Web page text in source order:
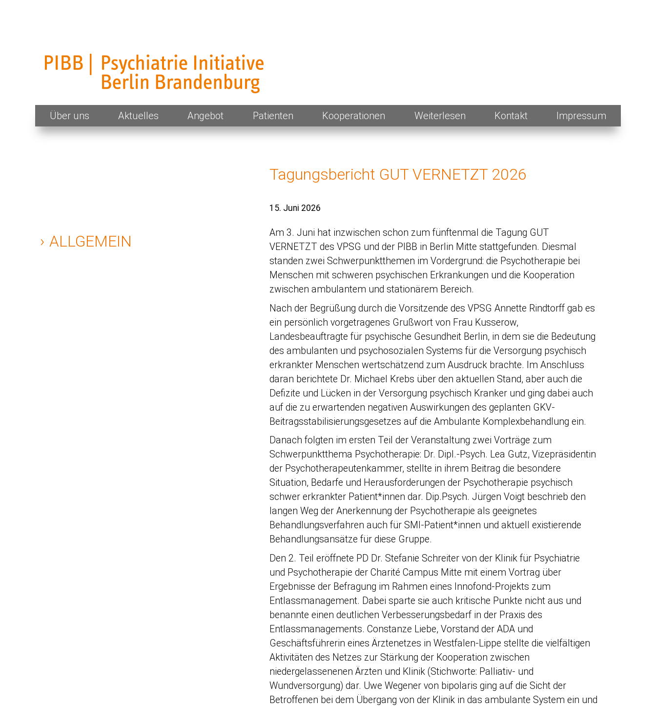
PIBB – Psychiatrie Initiative Berlin Brandenburg
content
Über uns Aktuelles Angebot Patienten Kooperationen Weiterlesen Kontakt Impressum
ALLGEMEIN
Tagungsbericht GUT VERNETZT 2026
15. Juni 2026
Am 3. Juni hat inzwischen schon zum fünftenmal die Tagung GUT
VERNETZT des VPSG und der PIBB in Berlin Mitte stattgefunden. Diesmal
standen zwei Schwerpunktthemen im Vordergrund: die Psychotherapie bei
Menschen mit schweren psychischen Erkrankungen und die Kooperation
zwischen ambulantem und stationärem Bereich.
Nach der Begrüßung durch die Vorsitzende des VPSG Annette Rindtorff gab es
ein persönlich vorgetragenes Grußwort von Frau Kusserow,
Landesbeauftragte für psychische Gesundheit Berlin, in dem sie die Bedeutung
des ambulanten und psychosozialen Systems für die Versorgung psychisch
erkrankter Menschen wertschätzend zum Ausdruck brachte. Im Anschluss
daran berichtete Dr. Michael Krebs über den aktuellen Stand, aber auch die
Defizite und Lücken in der Versorgung psychisch Kranker und ging dabei auch
auf die zu erwartenden negativen Auswirkungen des geplanten GKV-
Beitragsstabilisierungsgesetzes auf die Ambulante Komplexbehandlung ein.
Danach folgten im ersten Teil der Veranstaltung zwei Vorträge zum
Schwerpunktthema Psychotherapie: Dr. Dipl.-Psych. Lea Gutz, Vizepräsidentin
der Psychotherapeutenkammer, stellte in ihrem Beitrag die besondere
Situation, Bedarfe und Herausforderungen der Psychotherapie psychisch
schwer erkrankter Patient*innen dar. Dip.Psych. Jürgen Voigt beschrieb den
langen Weg der Anerkennung der Psychotherapie als geeignetes
Behandlungsverfahren auch für SMI-Patient*innen und aktuell existierende
Behandlungsansätze für diese Gruppe.
Den 2. Teil eröffnete PD Dr. Stefanie Schreiter von der Klinik für Psychiatrie
und Psychotherapie der Charité Campus Mitte mit einem Vortrag über
Ergebnisse der Befragung im Rahmen eines Innofond-Projekts zum
Entlassmanagement. Dabei sparte sie auch kritische Punkte nicht aus und
benannte einen deutlichen Verbesserungsbedarf in der Praxis des
Entlassmanagements. Constanze Liebe, Vorstand der ADA und
Geschäftsführerin eines Ärztenetzes in Westfalen-Lippe stellte die vielfältigen
Aktivitäten des Netzes zur Stärkung der Kooperation zwischen
niedergelassenenen Ärzten und Klinik (Stichworte: Palliativ- und
Wundversorgung) dar. Uwe Wegener von bipolaris ging auf die Sicht der
Betroffenen bei dem Übergang von der Klinik in das ambulante System ein und